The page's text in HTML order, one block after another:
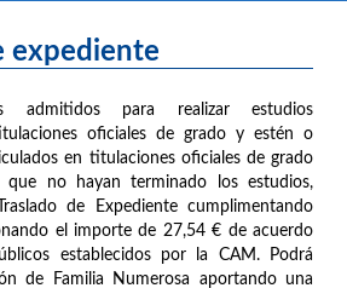
expediente
admitidos para realizar estudios
oficiales de grado y estén o
en titulaciones oficiales de grado
que no hayan terminado los estudios,
de Expediente cumplimentando
el importe de 27,54 € de acuerdo
establecidos por la CAM. Podrá
de Familia Numerosa aportando una